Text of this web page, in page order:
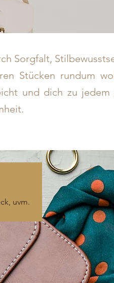
Sorgfalt,
Stücken rundum
und dich zu jedem
uvm.